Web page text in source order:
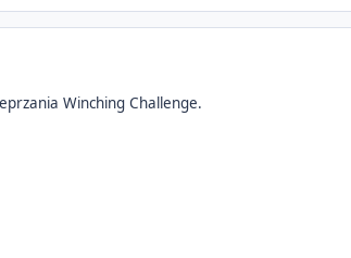
Winching Challenge.